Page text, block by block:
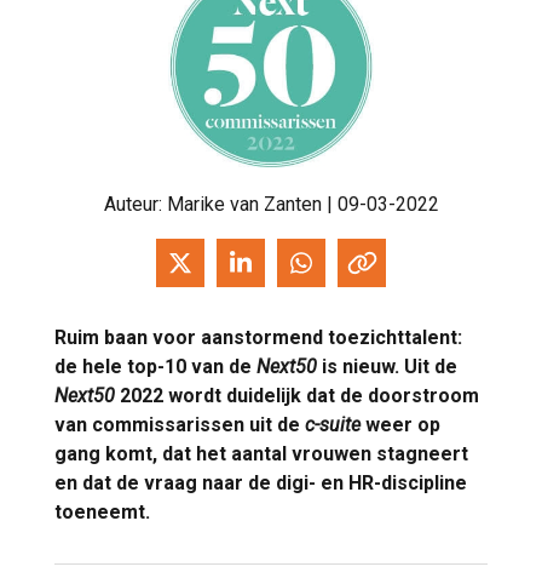
Auteur: Marike van Zanten| 09-03-2022
Ruim baan voor aanstormend toezichttalent:
de hele top-10 van de Next50 is nieuw. Uit de
Next50 2022 wordt duidelijk dat de doorstroom
van commissarissen uit de c-suiteweer op
gang komt, dat het aantal vrouwen stagneert
en dat de vraag naar de digi- en HR-discipline
toeneemt.